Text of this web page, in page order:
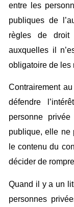
entre les
publiques de
règles de droit
auxquelles il
obligatoire de les
Contrairement
défendre
personne
publique, elle ne
le contenu du
décider de
Quand il y a un
personnes